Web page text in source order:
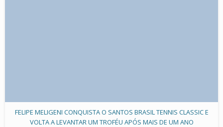
FELIPE MELIGENI CONQUISTA O SANTOS BRASIL TENNIS CLASSIC E
VOLTA A LEVANTAR UM TROFÉU APÓS MAIS DE UM ANO